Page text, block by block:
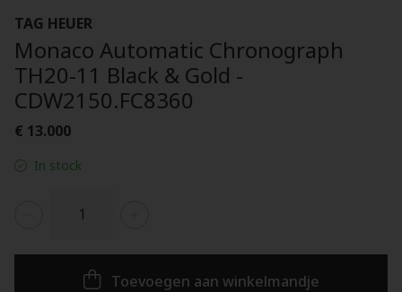
TAG HEUER
Monaco Automatic Chronograph
TH20-11 Black & Gold -
CDW2150.FC8360
€ 13.000
In stock
Toevoegen aan winkelmandje